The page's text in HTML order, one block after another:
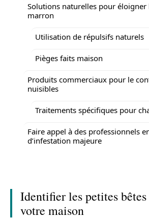
Solutions naturelles pour éloigner
marron
Utilisation de répulsifs naturels
Pièges faits maison
Produits commerciaux pour le
nuisibles
Traitements spécifiques pour
Faire appel à des professionnels
d’infestation majeure
Identifier les petites
votre maison